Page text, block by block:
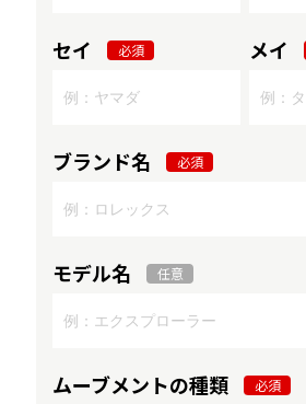
セイ 必須 メイ
ブランド名 必須
モデル名 任意
ムーブメントの種類 必須